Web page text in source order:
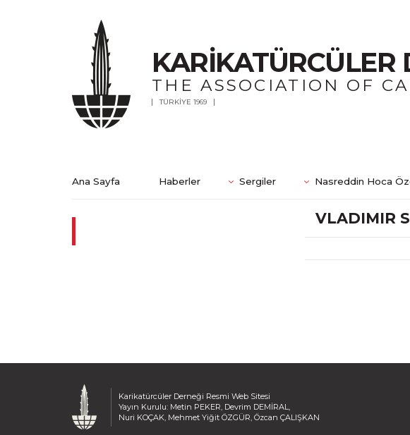
KARİKATÜRCÜLER
THE ASSOCIATION OF
TÜRKİYE 1969
Ana Sayfa Haberler Sergiler Nasreddin Hoca
VLADIMIR
Karikatürcüler Derneği Resmi Web Sitesi
Yayın Kurulu: Metin PEKER, Devrim DEMİRAL,
Nuri KOÇAK, Mehmet Yiğit ÖZGÜR, Özcan ÇALIŞKAN